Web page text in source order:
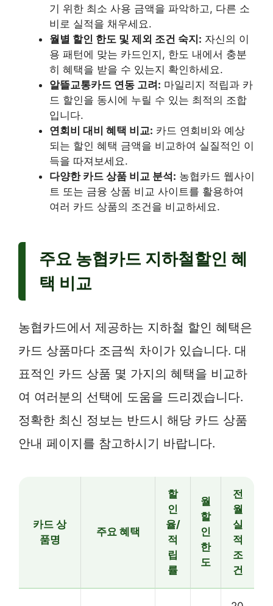
기 위한 최소 사용 금액을 파악하고, 다른 소
비로 실적을 채우세요.
월별 할인 한도 및 제외 조건 숙지: 자신의 이
용 패턴에 맞는 카드인지, 한도 내에서 충분
히 혜택을 받을 수 있는지 확인하세요.
알뜰교통카드 연동 고려: 마일리지 적립과 카
드 할인을 동시에 누릴 수 있는 최적의 조합
입니다.
연회비 대비 혜택 비교: 카드 연회비와 예상
되는 할인 혜택 금액을 비교하여 실질적인 이
득을 따져보세요.
다양한 카드 상품 비교 분석: 농협카드 웹사이
트 또는 금융 상품 비교 사이트를 활용하여
여러 카드 상품의 조건을 비교하세요.
주요 농협카드 지하철할인 혜
택 비교
농협카드에서 제공하는 지하철 할인 혜택은
카드 상품마다 조금씩 차이가 있습니다. 대
표적인 카드 상품 몇 가지의 혜택을 비교하
여 여러분의 선택에 도움을 드리겠습니다.
정확한 최신 정보는 반드시 해당 카드 상품
안내 페이지를 참고하시기 바랍니다.
카드 상
품명
주요 혜택
할
인
율/
적
립
률
월
할
인
한
도
전
월
실
적
조
건